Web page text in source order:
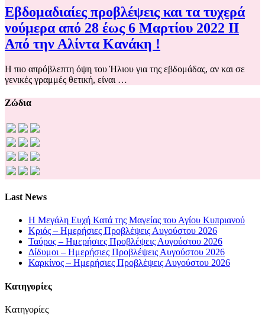
Εβδομαδιαίες προβλέψεις και τα τυχερά
νούμερα από 28 έως 6 Μαρτίου 2022 ΙΙ
Από την Αλίντα Κανάκη !
Η πιο απρόβλεπτη όψη του Ήλιου για της εβδομάδας, αν και σε
γενικές γραμμές θετική, είναι …
Ζώδια
Last News
Η Μεγάλη Ευχή Κατά της Μαγείας του Αγίου Κυπριανού
Κριός – Ημερήσιες Προβλέψεις Αυγούστου 2026
Ταύρος – Ημερήσιες Προβλέψεις Αυγούστου 2026
Δίδυμοι – Ημερήσιες Προβλέψεις Αυγούστου 2026
Καρκίνος – Ημερήσιες Προβλέψεις Αυγούστου 2026
Kατηγορίες
Kατηγορίες